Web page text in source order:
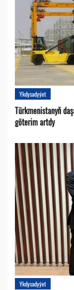
Ykdysadyýet
Türkmenistanyň
göterim artdy
Ykdysadyýet